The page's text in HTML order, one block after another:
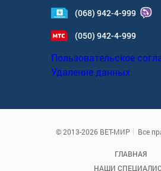
(068) 942-4-999
(050) 942-4-999
Пользовательское
Удаление данных
© 2013-2026 ВЕТ-МИР Все
ГЛАВНАЯ
НАШИ